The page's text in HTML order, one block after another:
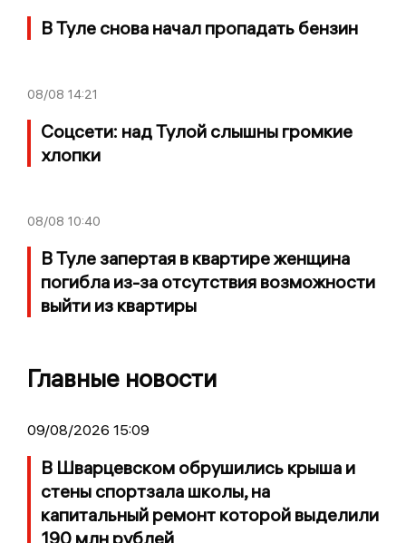
В Туле снова начал пропадать бензин
08/08 14:21
Соцсети: над Тулой слышны громкие
хлопки
08/08 10:40
В Туле запертая в квартире женщина
погибла из-за отсутствия возможности
выйти из квартиры
Главные новости
09/08/2026 15:09
В Шварцевском обрушились крыша и
стены спортзала школы, на
капитальный ремонт которой выделили
190 млн рублей